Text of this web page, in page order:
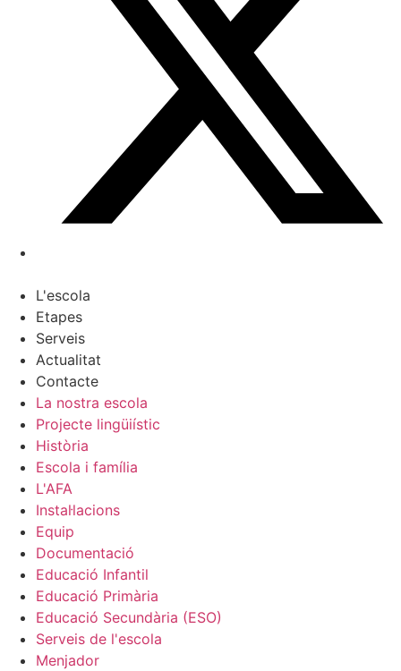
L'escola
Etapes
Serveis
Actualitat
Contacte
La nostra escola
Projecte lingüiístic
Història
Escola i família
L'AFA
Instal·lacions
Equip
Documentació
Educació Infantil
Educació Primària
Educació Secundària (ESO)
Serveis de l'escola
Menjador